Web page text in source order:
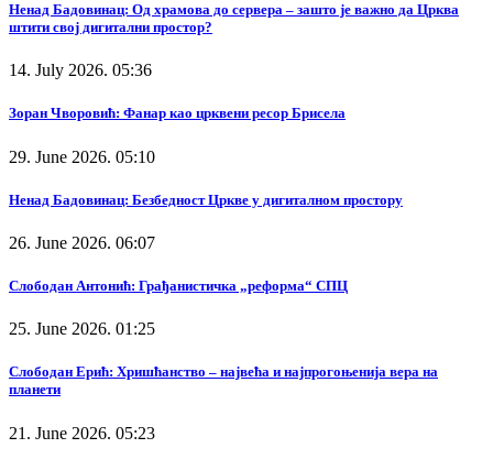
Ненад Бадовинац: Од храмова до сервера – зашто је важно да Црква
штити свој дигитални простор?
14. July 2026. 05:36
Зоран Чворовић: Фанар као црквени ресор Брисела
29. June 2026. 05:10
Ненад Бадовинац: Безбедност Цркве у дигиталном простору
26. June 2026. 06:07
Слободан Антонић: Грађанистичка „реформа“ СПЦ
25. June 2026. 01:25
Слободан Ерић: Хришћанство – највећа и најпрогоњенија вера на
планети
21. June 2026. 05:23